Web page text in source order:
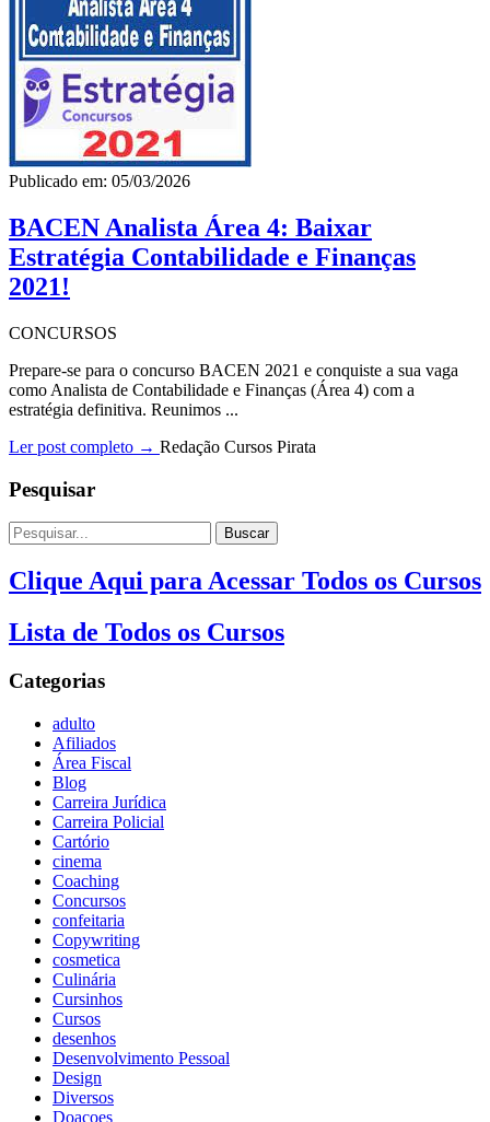
Publicado em: 05/03/2026
BACEN Analista Área 4: Baixar
Estratégia Contabilidade e Finanças
2021!
CONCURSOS
Prepare-se para o concurso BACEN 2021 e conquiste a sua vaga
como Analista de Contabilidade e Finanças (Área 4) com a
estratégia definitiva. Reunimos ...
Ler post completo → Redação Cursos Pirata
Pesquisar
Buscar
Clique Aqui para Acessar Todos os Cursos
Lista de Todos os Cursos
Categorias
adulto
Afiliados
Área Fiscal
Blog
Carreira Jurídica
Carreira Policial
Cartório
cinema
Coaching
Concursos
confeitaria
Copywriting
cosmetica
Culinária
Cursinhos
Cursos
desenhos
Desenvolvimento Pessoal
Design
Diversos
Doaçoes